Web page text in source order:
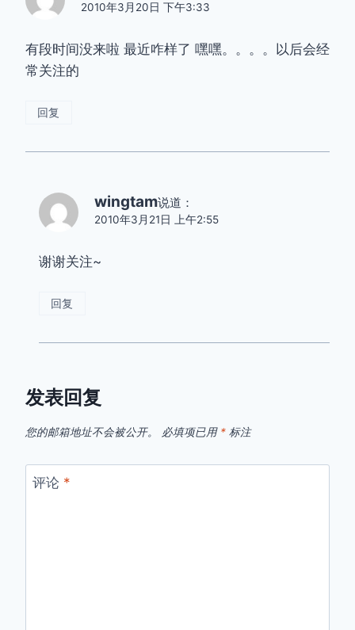
2010年3月20日 下午3:33
有段时间没来啦 最近咋样了 嘿嘿。。。。以后会经
常关注的
回复
wingtam说道：
2010年3月21日 上午2:55
谢谢关注~
回复
发表回复
您的邮箱地址不会被公开。 必填项已用 * 标注
评论 *